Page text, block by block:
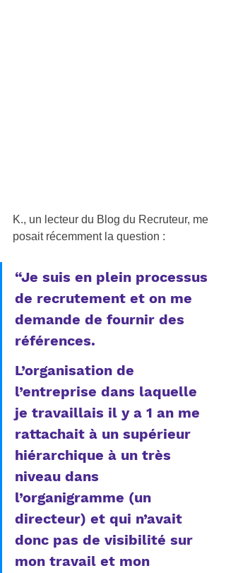
K., un lecteur du Blog du Recruteur, me
posait récemment la question :
“Je suis en plein processus
de recrutement et on me
demande de fournir des
références.
L’organisation de
l’entreprise dans laquelle
je travaillais il y a 1 an me
rattachait à un supérieur
hiérarchique à un très
niveau dans
l’organigramme (un
directeur) et qui n’avait
donc pas de visibilité sur
mon travail et mon